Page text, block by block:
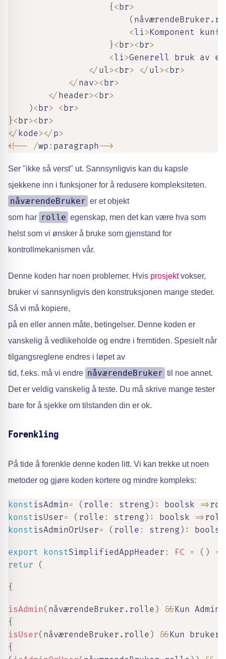
{ <br>
( nåværendeBruker .
< li>Komponent kun
}<br><br>
< li>Generell bruk av
</ ul><br> </ ul><br>
</ nav><br>
</ header><br>
)<br> <br>
}<br><br>
</ kode></ p>
<!-- /wp : paragraph -->
Ser "ikke så verst" ut. Sannsynligvis kan du kapsle
sjekkene inn i funksjoner for å redusere kompleksiteten.
nåværendeBruker er et objekt
som har rolle egenskap, men det kan være hva som
helst som vi ønsker å bruke som gjenstand for
kontrollmekanismen vår.
Denne koden har noen problemer. Hvis prosjektvokser,
bruker vi sannsynligvis den konstruksjonen mange steder.
Så vi må kopiere,
på en eller annen måte, betingelser. Denne koden er
vanskelig å vedlikeholde og endre i fremtiden. Spesielt når
tilgangsreglene endres i løpet av
tid, f.eks. må vi endre nåværendeBruker til noe annet.
Det er veldig vanskelig å teste. Du må skrive mange tester
bare for å sjekke om tilstanden din er ok.
Forenkling
På tide å forenkle denne koden litt. Vi kan trekke ut noen
metoder og gjøre koden kortere og mindre kompleks:
konstisAdmin = ( rolle : streng ) : boolsk =>
konstisUser= ( rolle : streng ) : boolsk =>
konstisAdminOrUser= ( rolle : streng ) : boolsk
export konstSimplifiedAppHeader : FC = ( )
=>
retur
(
{
isAdmin( nåværendeBruker . rolle ) &&Kun Admin
{
isUser( nåværendeBruker . rolle ) &&Kun bruker
{